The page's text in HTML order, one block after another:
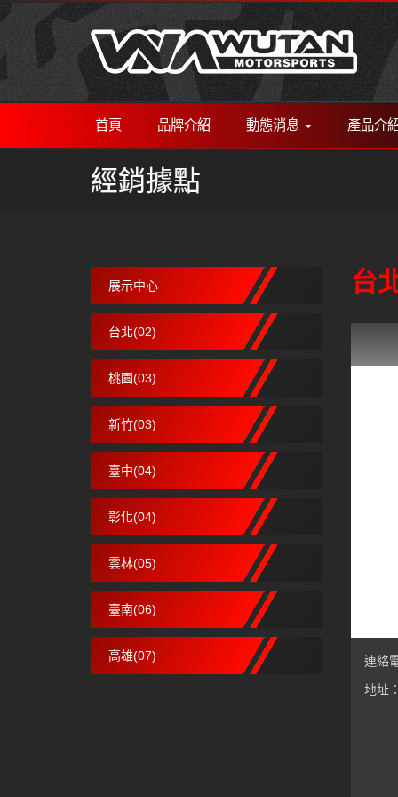
首頁 品牌介紹 動態消息 產品介
經銷據點
展示中心
台北(02)
桃園(03)
新竹(03)
臺中(04)
彰化(04)
雲林(05)
臺南(06)
高雄(07)
台
連絡
地址